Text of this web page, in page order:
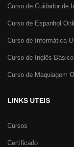
Curso de Cuidador de
Curso de Espanhol
Curso de Informática
Curso de Inglês Básico I
Curso de Maquiagem
LINKS UTEIS
Cursos
Certificado